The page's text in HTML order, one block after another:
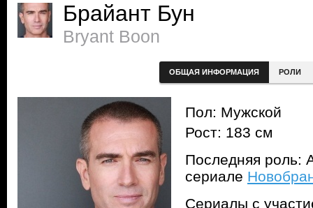
Брайант Бун
Bryant Boon
ОБЩАЯ ИНФОРМАЦИЯ РОЛИ
Пол: Мужской
Рост: 183 см
Последняя роль:
сериале
Сериалы с